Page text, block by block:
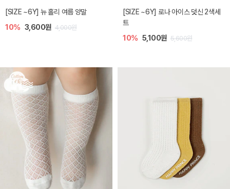
[SIZE ~6Y] 뉴 홀리 여름 양말
10% 3,600원 4,000원
[SIZE ~6Y] 로나 아이스 덧신 2색세
트
10% 5,100원 5,600원